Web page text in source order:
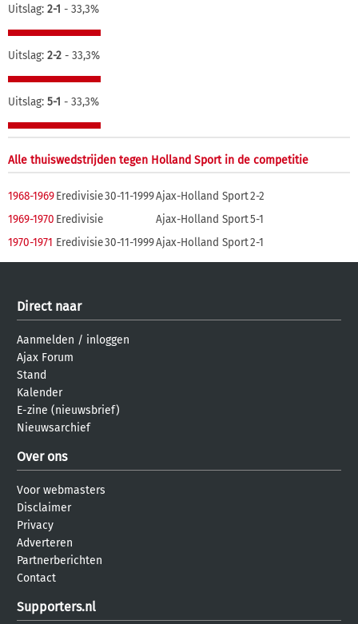
Uitslag: 2-1 - 33,3%
Uitslag: 2-2 - 33,3%
Uitslag: 5-1 - 33,3%
Alle thuiswedstrijden tegen Holland Sport in de competitie
1968-1969Eredivisie30-11-1999Ajax-Holland Sport2-2
1969-1970 Eredivisie Ajax-Holland Sport5-1
1970-1971 Eredivisie30-11-1999Ajax-Holland Sport2-1
Direct naar
Aanmelden / inloggen
Ajax Forum
Stand
Kalender
E-zine (nieuwsbrief)
Nieuwsarchief
Over ons
Voor webmasters
Disclaimer
Privacy
Adverteren
Partnerberichten
Contact
Supporters.nl